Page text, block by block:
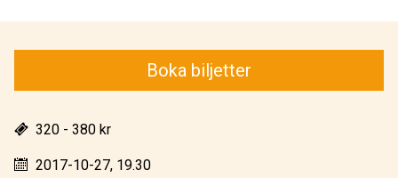
Boka biljetter
320 - 380 kr
2017-10-27, 19.30